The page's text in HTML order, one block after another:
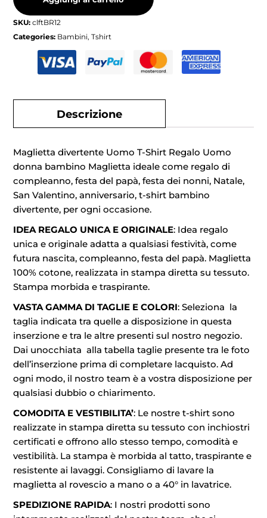
SKU:clftBR12
Categories: Bambini,Tshirt
Descrizione
Maglietta divertente Uomo T-Shirt Regalo Uomo
donna bambino Maglietta ideale come regalo di
compleanno, festa del papà, festa dei nonni, Natale,
San Valentino, anniversario, t-shirt bambino
divertente, per ogni occasione.
IDEA REGALO UNICA E ORIGINALE: Idea regalo
unica e originale adatta a qualsiasi festività, come
futura nascita, compleanno, festa del papà. Maglietta
100% cotone, realizzata in stampa diretta su tessuto.
Stampa morbida e traspirante.
VASTA GAMMA DI TAGLIE E COLORI: Seleziona la
taglia indicata tra quelle a disposizione in questa
inserzione e tra le altre presenti sul nostro negozio.
Dai unocchiata alla tabella taglie presente tra le foto
dell’inserzione prima di completare lacquisto. Ad
ogni modo, il nostro team è a vostra disposizione per
qualsiasi dubbio o chiarimento.
COMODITA E VESTIBILITA’: Le nostre t-shirt sono
realizzate in stampa diretta su tessuto con inchiostri
certificati e offrono allo stesso tempo, comodità e
vestibilità. La stampa è morbida al tatto, traspirante e
resistente ai lavaggi. Consigliamo di lavare la
maglietta al rovescio a mano o a 40° in lavatrice.
SPEDIZIONE RAPIDA: I nostri prodotti sono